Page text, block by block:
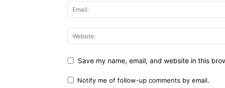
Save my name, email, and website in this
Notify me of follow-up comments by email.